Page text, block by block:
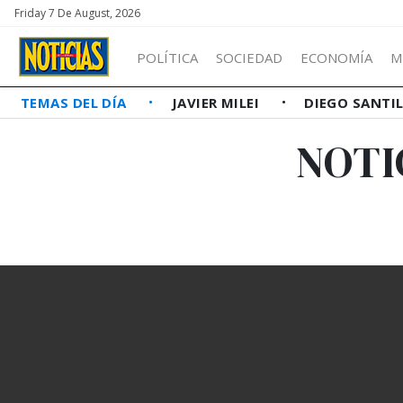
Friday 7 De August, 2026
POLÍTICA SOCIEDAD ECONOMÍA
TEMAS DEL DÍA JAVIER MILEI DIEGO